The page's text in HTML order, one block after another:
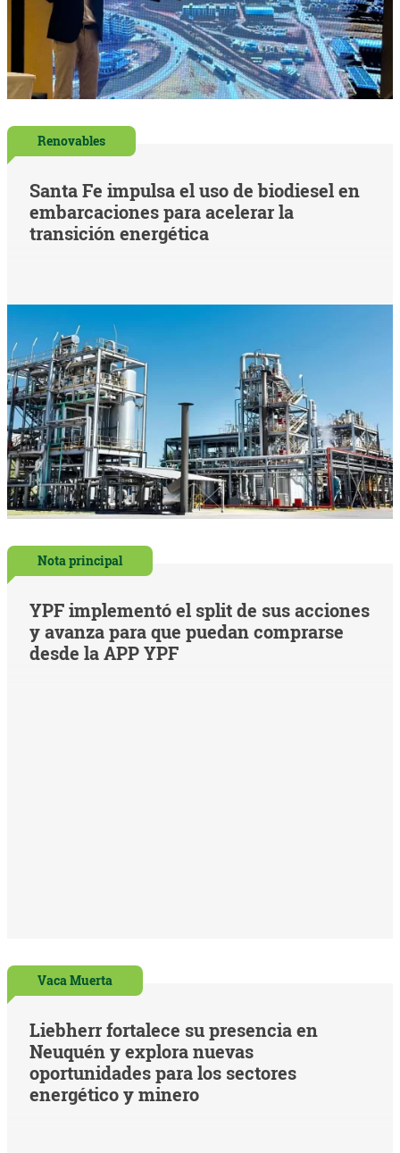
Renovables
Santa Fe impulsa el uso de biodiesel en
embarcaciones para acelerar la
transición energética
Nota principal
YPF implementó el split de sus acciones
y avanza para que puedan comprarse
desde la APP YPF
Vaca Muerta
Liebherr fortalece su presencia en
Neuquén y explora nuevas
oportunidades para los sectores
energético y minero